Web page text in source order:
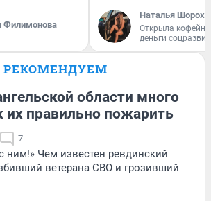
Филимонова
Наталья
Открыла
деньги
РЕКОМЕНДУЕМ
области много
их правильно пожарить
7
ним!» Чем известен ревдинский
ветерана СВО и грозивший